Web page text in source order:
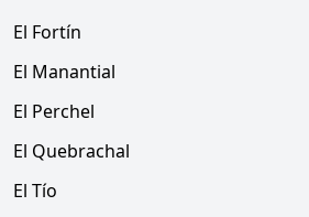
El Fortín
El Manantial
El Perchel
El Quebrachal
El Tío